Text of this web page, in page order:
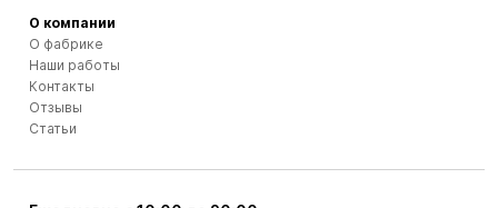
О компании
О фабрике
Наши работы
Контакты
Отзывы
Статьи